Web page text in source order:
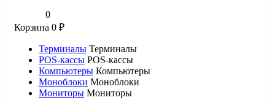
0
Корзина 0 ₽
Терминалы Терминалы
POS-кассы POS-кассы
Компьютеры Компьютеры
Моноблоки Моноблоки
Мониторы Мониторы